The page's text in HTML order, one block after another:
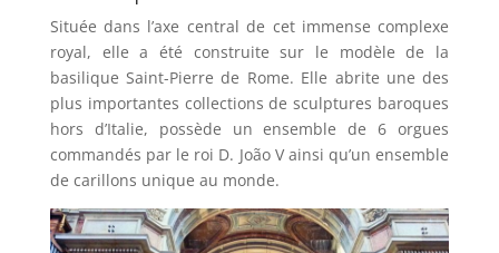
Située dans l’axe central de cet immense complexe
royal, elle a été construite sur le modèle de la
basilique Saint-Pierre de Rome. Elle abrite une des
plus importantes collections de sculptures baroques
hors d’Italie, possède un ensemble de 6 orgues
commandés par le roi D. João V ainsi qu’un ensemble
de carillons unique au monde.